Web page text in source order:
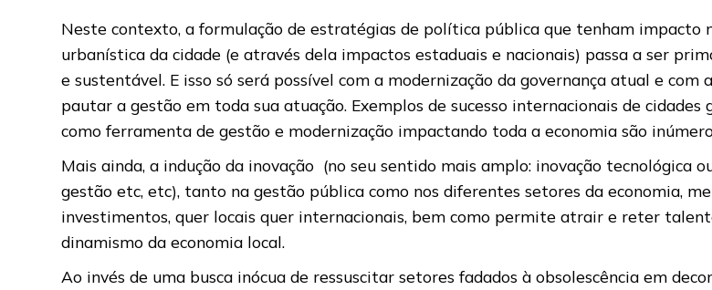
Neste contexto, a formulação de estratégias de política pública que tenham impacto
urbanística da cidade (e através dela impactos estaduais e nacionais) passa a ser
e sustentável. E isso só será possível com a modernização da governança atual e
pautar a gestão em toda sua atuação. Exemplos de sucesso internacionais de
como ferramenta de gestão e modernização impactando toda a economia são
Mais ainda, a indução da inovação (no seu sentido mais amplo: inovação tecnológica
gestão etc, etc), tanto na gestão pública como nos diferentes setores da economia,
investimentos, quer locais quer internacionais, bem como permite atrair e reter
dinamismo da economia local.
Ao invés de uma busca inócua de ressuscitar setores fadados à obsolescência em